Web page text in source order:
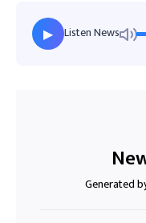
▶ Listen News
Generated